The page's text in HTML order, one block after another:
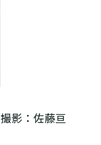
撮影：佐藤亘